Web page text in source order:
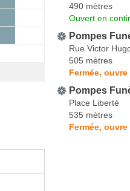
490 mètres
Ouvert en
Pompes
Rue Victor
505 mètres
Fermée, ouvre
Pompes
Place Liberté
535 mètres
Fermée, ouvre